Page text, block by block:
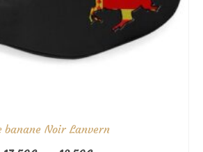
banane Noir Lanvern